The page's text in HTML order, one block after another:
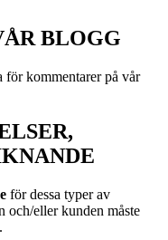
BLOGG
för kommentarer på vår
för dessa typer av
och/eller kunden måste